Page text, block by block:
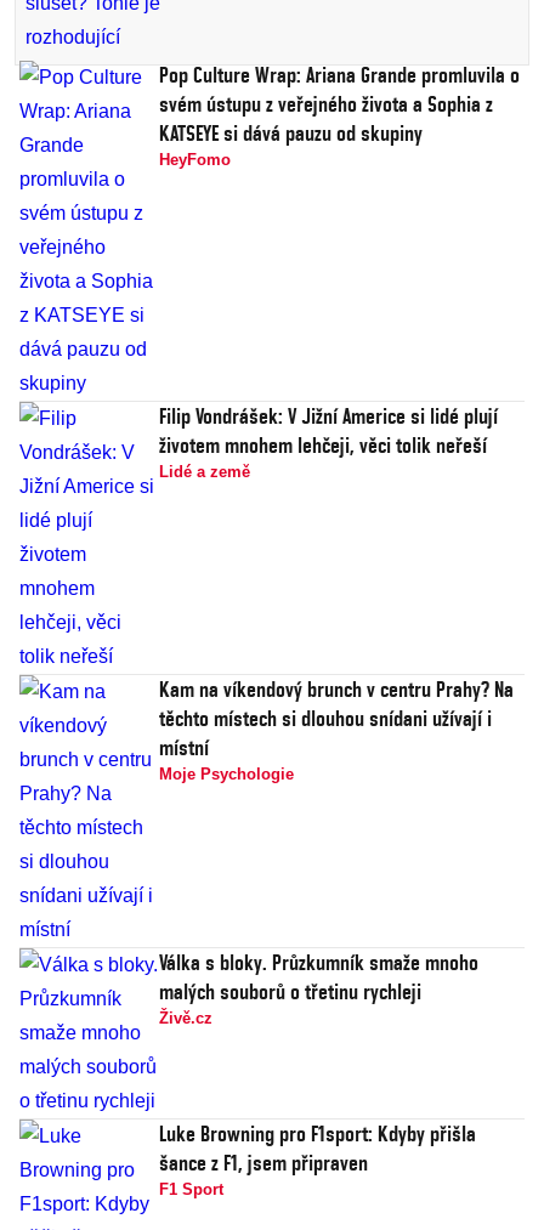
Pop Culture Wrap: Ariana Grande promluvila o
svém ústupu z veřejného života a Sophia z
KATSEYE si dává pauzu od skupiny
HeyFomo
Filip Vondrášek: V Jižní Americe si lidé plují
životem mnohem lehčeji, věci tolik neřeší
Lidé a země
Kam na víkendový brunch v centru Prahy? Na
těchto místech si dlouhou snídani užívají i
místní
Moje Psychologie
Válka s bloky. Průzkumník smaže mnoho
malých souborů o třetinu rychleji
Živě.cz
Luke Browning pro F1sport: Kdyby přišla
šance z F1, jsem připraven
F1 Sport